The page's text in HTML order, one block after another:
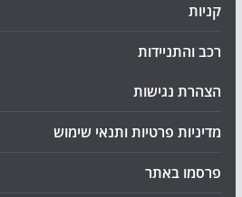
קניות
רכב והתניידות
הצהרת נגישות
מדיניות פרטיות ותנאי שימוש
פרסמו באתר